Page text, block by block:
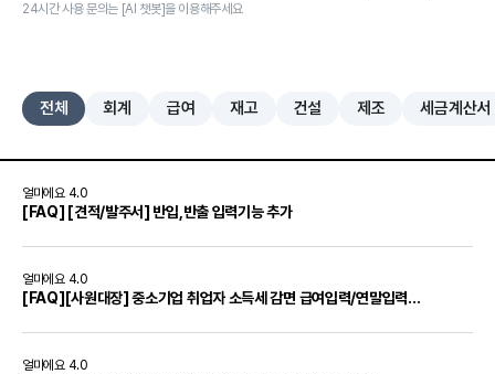
24시간 사용 문의는 [AI 챗봇]을 이용해주세요
전체 회계 급여 재고 건설 제조 세금계산서
얼마에요 4.0
[FAQ] [견적/발주서] 반입,반출 입력기능 추가
얼마에요 4.0
[FAQ][사원대장] 중소기업 취업자 소득세 감면 급여입력/연말입력으로 선택할 수 있도록 기능...
얼마에요 4.0